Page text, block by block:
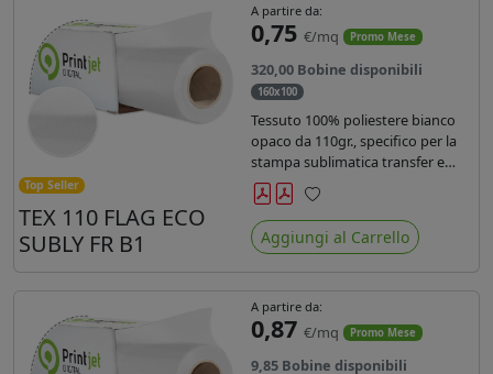
Top Seller
TEX 110 FLAG ECO
SUBLY FR B1
A partire da:
0,75 €/mq Promo Mese
320,00 Bobine disponibili
160x100
Tessuto 100% poliestere bianco
opaco da 110gr., specifico per la
stampa sublimatica transfer e
diretta. Ideale per la realizzazione
di stendardi e bandiere, grazie al
passaggio dell'inchiostro su
entrambi i lati. Dotato di
Preferiti
Aggiungi al Carrello
A partire da:
0,87 €/mq Promo Mese
9,85 Bobine disponibili